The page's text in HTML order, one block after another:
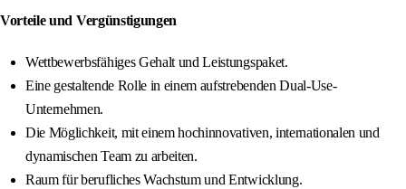
Vorteile und Vergünstigungen
Wettbewerbsfähiges Gehalt und Leistungspaket.
Eine gestaltende Rolle in einem aufstrebenden Dual-Use-
Unternehmen.
Die Möglichkeit, mit einem hochinnovativen, internationalen und
dynamischen Team zu arbeiten.
Raum für berufliches Wachstum und Entwicklung.